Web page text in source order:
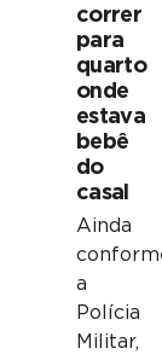
correr
para
quarto
onde
estava
bebê
do
casal
Ainda
a
Polícia
Militar,